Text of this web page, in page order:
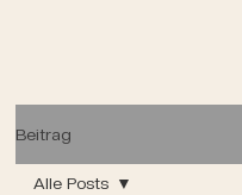
Beitrag
Alle Posts